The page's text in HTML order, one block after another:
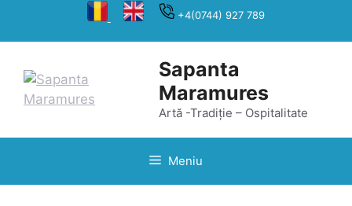
+4(0744) 927 789
Sapanta
Maramures
Artă -Tradiție – Ospitalitate
Meniu